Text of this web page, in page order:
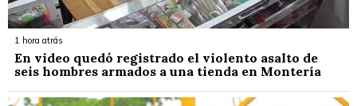
1 hora atrás
En video quedó registrado el violento asalto de
seis hombres armados a una tienda en Montería